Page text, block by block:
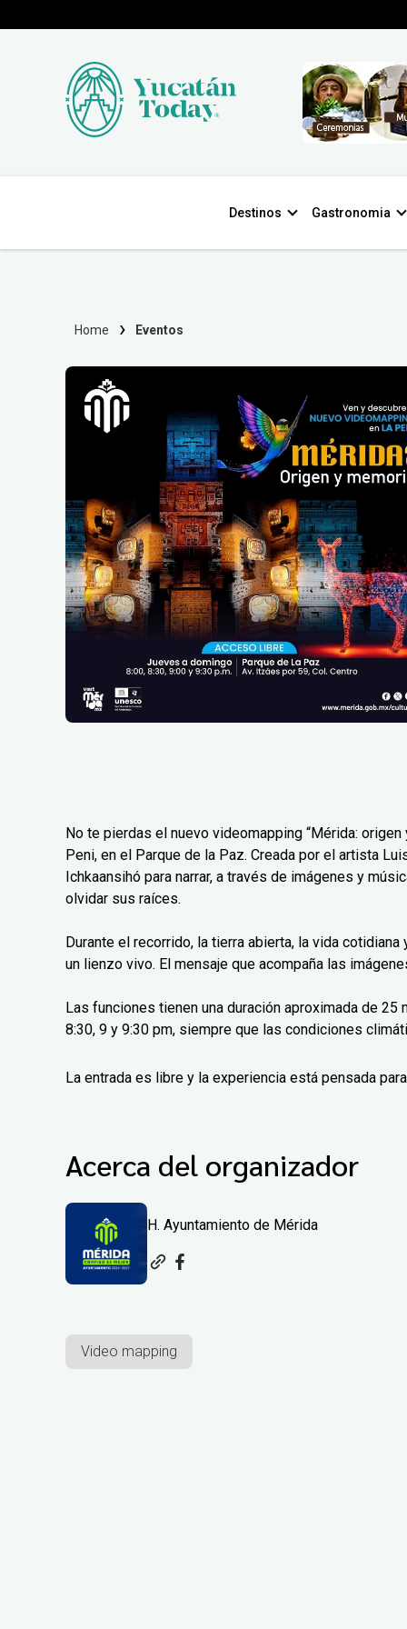
Destinos Gastronomia
Home Eventos
No te pierdas el nuevo videomapping “Mérida:
Peni, en el Parque de la Paz. Creada por el artista
Ichkaansihó para narrar, a través de imágenes y
olvidar sus raíces.
Durante el recorrido, la tierra abierta, la vida
un lienzo vivo. El mensaje que acompaña las
Las funciones tienen una duración aproximada de
8:30, 9 y 9:30 pm, siempre que las condiciones
La entrada es libre y la experiencia está pensada
Acerca del organizador
H. Ayuntamiento de Mérida
Video mapping